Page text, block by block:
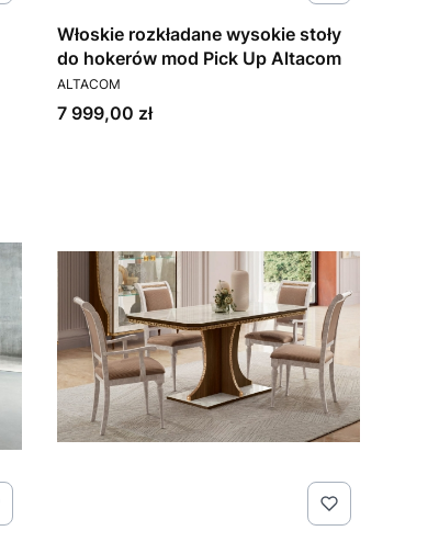
Włoskie rozkładane wysokie stoły
do hokerów mod Pick Up Altacom
PRODUCENT
ALTACOM
Cena
7 999,00 zł